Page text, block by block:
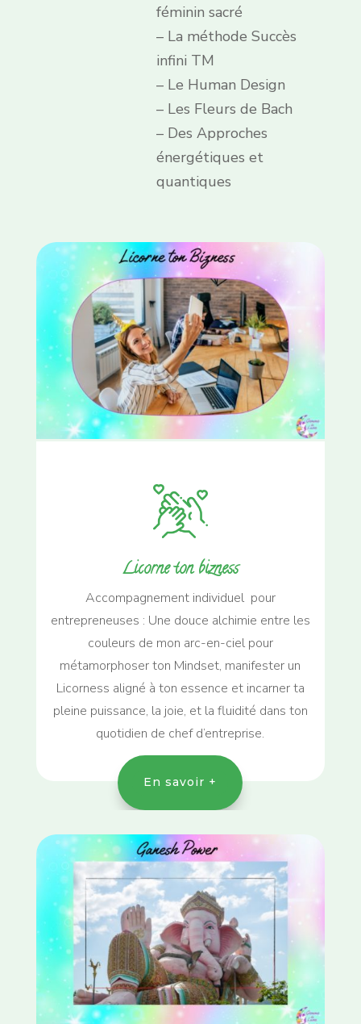
féminin sacré
– La méthode Succès
infini TM
– Le Human Design
– Les Fleurs de Bach
– Des Approches
énergétiques et
quantiques
Licorne ton bizness
Accompagnement individuel pour
entrepreneuses : Une douce alchimie entre les
couleurs de mon arc-en-ciel pour
métamorphoser ton Mindset, manifester un
Licorness aligné à ton essence et incarner ta
pleine puissance, la joie, et la fluidité dans ton
quotidien de chef d’entreprise.
En savoir +